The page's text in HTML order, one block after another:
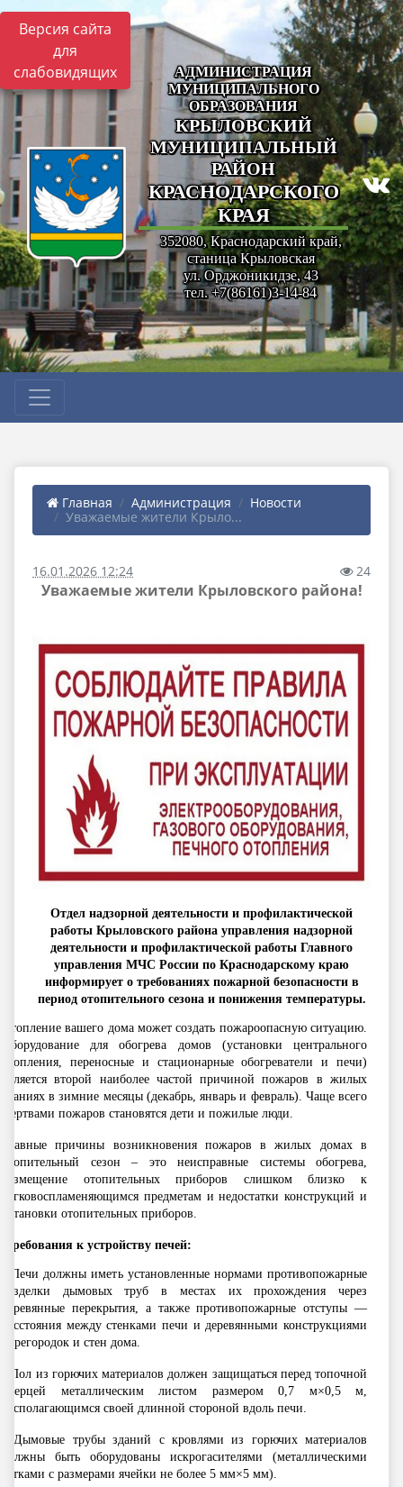
Версия сайта
для
слабовидящих
АДМИНИСТРАЦИЯ
МУНИЦИПАЛЬНОГО
ОБРАЗОВАНИЯ
КРЫЛОВСКИЙ
МУНИЦИПАЛЬНЫЙ
РАЙОН
КРАСНОДАРСКОГО
КРАЯ
352080, Краснодарский край,
станица Крыловская
ул. Орджоникидзе, 43
тел. +7(86161)3-14-84
Главная Администрация
Новости
Уважаемые жители Крыло...
16.01.2026 12:24 24
Уважаемые жители Крыловского района!
Отдел надзорной деятельности и профилактической
работы Крыловского района управления надзорной
деятельности и профилактической работы Главного
управления МЧС России по Краснодарскому краю
информирует о требованиях пожарной безопасности в
период отопительного сезона и понижения температуры.
Отопление вашего дома может создать пожароопасную ситуацию.
Оборудование для обогрева домов (установки центрального
отопления, переносные и стационарные обогреватели и печи)
является второй наиболее частой причиной пожаров в жилых
зданиях в зимние месяцы (декабрь, январь и февраль). Чаще всего
жертвами пожаров становятся дети и пожилые люди.
Главные причины возникновения пожаров в жилых домах в
отопительный сезон – это неисправные системы обогрева,
размещение отопительных приборов слишком близко к
легковоспламеняющимся предметам и недостатки конструкций и
установки отопительных приборов.
Требования к устройству печей:
- Печи должны иметь установленные нормами противопожарные
разделки дымовых труб в местах их прохождения через
деревянные перекрытия, а также противопожарные отступы —
расстояния между стенками печи и деревянными конструкциями
перегородок и стен дома.
- Пол из горючих материалов должен защищаться перед топочной
дверцей металлическим листом размером 0,7 м×0,5 м,
располагающимся своей длинной стороной вдоль печи.
- Дымовые трубы зданий с кровлями из горючих материалов
должны быть оборудованы искрогасителями (металлическими
сетками с размерами ячейки не более 5 мм×5 мм).